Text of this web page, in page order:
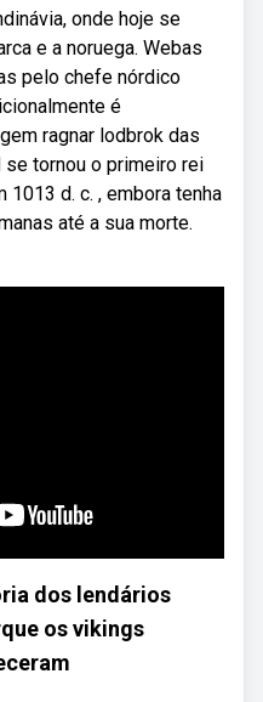
onde hoje se
e a noruega. Webas
pelo chefe nórdico
é
ragnar lodbrok das
tornou o primeiro rei
1013 d. c. , embora tenha
até a sua morte.
dos lendários
os vikings